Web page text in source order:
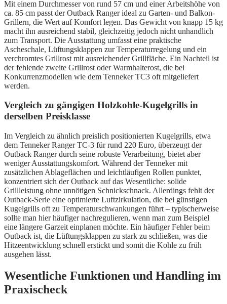
Mit einem Durchmesser von rund 57 cm und einer Arbeitshöhe von
ca. 85 cm passt der Outback Ranger ideal zu Garten- und Balkon-
Grillern, die Wert auf Komfort legen. Das Gewicht von knapp 15 kg
macht ihn ausreichend stabil, gleichzeitig jedoch nicht unhandlich
zum Transport. Die Ausstattung umfasst eine praktische
Ascheschale, Lüftungsklappen zur Temperaturregelung und ein
verchromtes Grillrost mit ausreichender Grillfläche. Ein Nachteil ist
der fehlende zweite Grillrost oder Warmhalterost, die bei
Konkurrenzmodellen wie dem Tenneker TC3 oft mitgeliefert
werden.
Vergleich zu gängigen Holzkohle-Kugelgrills in
derselben Preisklasse
Im Vergleich zu ähnlich preislich positionierten Kugelgrills, etwa
dem Tenneker Ranger TC-3 für rund 220 Euro, überzeugt der
Outback Ranger durch seine robuste Verarbeitung, bietet aber
weniger Ausstattungskomfort. Während der Tenneker mit
zusätzlichen Ablageflächen und leichtläufigen Rollen punktet,
konzentriert sich der Outback auf das Wesentliche: solide
Grillleistung ohne unnötigen Schnickschnack. Allerdings fehlt der
Outback-Serie eine optimierte Luftzirkulation, die bei günstigen
Kugelgrills oft zu Temperaturschwankungen führt – typischerweise
sollte man hier häufiger nachregulieren, wenn man zum Beispiel
eine längere Garzeit einplanen möchte. Ein häufiger Fehler beim
Outback ist, die Lüftungsklappen zu stark zu schließen, was die
Hitzeentwicklung schnell erstickt und somit die Kohle zu früh
ausgehen lässt.
Wesentliche Funktionen und Handling im
Praxischeck